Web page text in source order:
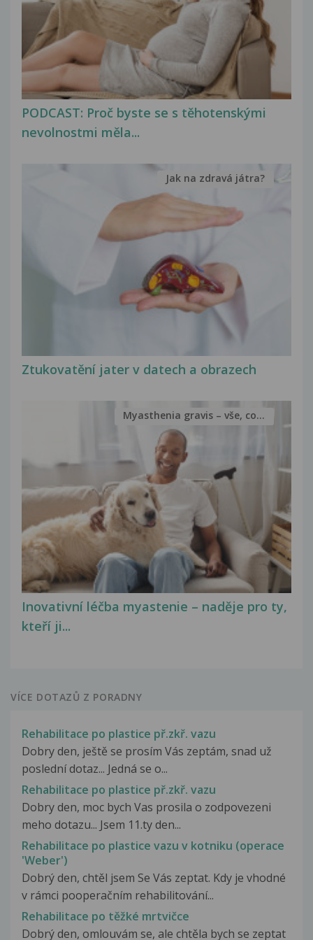
PODCAST: Proč byste se s těhotenskými
nevolnostmi měla...
Ztukovatění jater v datech a obrazech
Jak na zdravá játra?
Inovativní léčba myastenie – naděje pro ty,
kteří ji...
Myasthenia gravis – vše, co...
VÍCE DOTAZŮ Z PORADNY
Rehabilitace po plastice př.zkř. vazu
Dobry den, ještě se prosím Vás zeptám, snad už
poslední dotaz... Jedná se o...
Rehabilitace po plastice př.zkř. vazu
Dobry den, moc bych Vas prosila o zodpovezeni
meho dotazu... Jsem 11.ty den...
Rehabilitace po plastice vazu v kotniku (operace
'Weber')
Dobrý den, chtěl jsem Se Vás zeptat. Kdy je vhodné
v rámci pooperačním rehabilitování...
Rehabilitace po těžké mrtvičce
Dobrý den, omlouvám se, ale chtěla bych se zeptat